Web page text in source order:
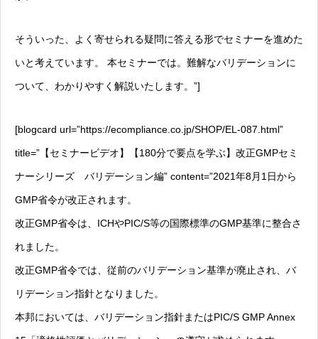
そういった、よく寄せられる疑問に答える形でセミナーを進めた
いと考えています。 本セミナーでは。難解なバリデーションに
ついて、わかりやすく解説いたします。”]
[blogcard url=”https://ecompliance.co.jp/SHOP/EL-087.html”
title=”【セミナービデオ】【180分で要点を学ぶ】改正GMPセミ
ナーシリーズ バリデーション編” content=”2021年8月1日から
GMP省令が改正されます。
改正GMP省令は、ICHやPIC/S等の国際標準のGMP基準に整合さ
れました。
改正GMP省令では、従前のバリデーション基準が廃止され、バ
リデーション指針となりました。
本邦においては、バリデーション指針またはPIC/S GMP Annex